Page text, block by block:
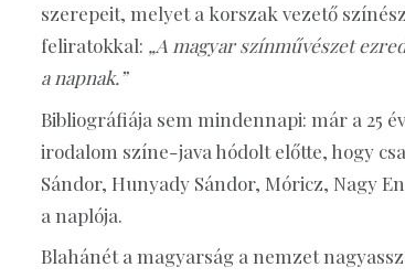
szerepeit, melyet a korszak vezető
feliratokkal: „A magyar színművészet
a napnak.”
Bibliográfiája sem mindennapi: már a 25
irodalom színe-java hódolt előtte, hogy
Sándor, Hunyady Sándor, Móricz, Nagy
a naplója.
Blahánét a magyarság a nemzet